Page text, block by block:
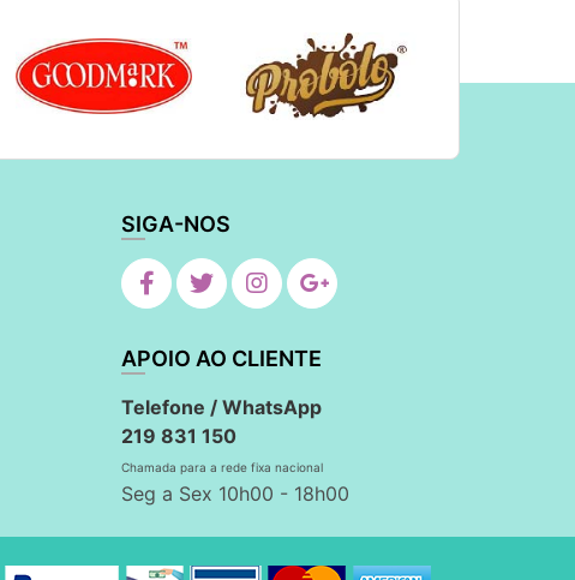
SIGA-NOS
APOIO AO CLIENTE
Telefone / WhatsApp
219 831 150
Chamada para a rede fixa nacional
Seg a Sex 10h00 - 18h00